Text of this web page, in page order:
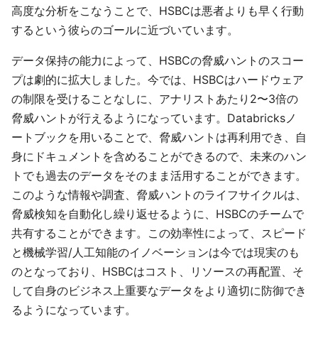
高度な分析をこなうことで、HSBCは悪者よりも早く行動
するという彼らのゴールに近づいています。
データ保持の能力によって、HSBCの脅威ハントのスコー
プは劇的に拡大しました。今では、HSBCはハードウェア
の制限を受けることなしに、アナリストあたり2〜3倍の
脅威ハントが行えるようになっています。Databricksノ
ートブックを用いることで、脅威ハントは再利用でき、自
身にドキュメントを含めることができるので、未来のハン
トでも過去のデータをそのまま活用することができます。
このような情報や調査、脅威ハントのライフサイクルは、
脅威検知を自動化し繰り返せるように、HSBCのチームで
共有することができます。この効率性によって、スピード
と機械学習/人工知能のイノベーションは今では現実のも
のとなっており、HSBCはコスト、リソースの再配置、そ
して自身のビジネス上重要なデータをより適切に防御でき
るようになっています。